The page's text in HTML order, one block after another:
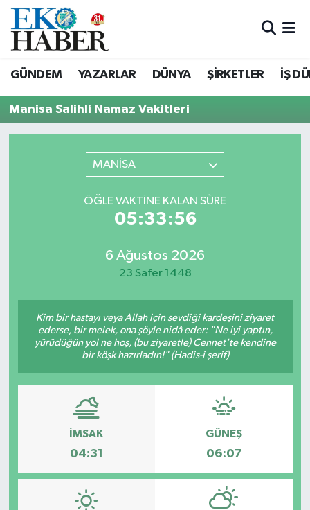
GÜNDEM YAZARLAR DÜNYA ŞİRKETLER İŞ
Manisa Salihli Namaz Vakitleri
MANİSA
ÖĞLE VAKTINE KALAN SÜRE
05:33:56
6 Ağustos 2026
23 Safer 1448
Kim bir hastayı veya Allah için sevdiği kardeşini ziyaret
ederse, bir melek, ona şöyle nidâ eder: "Ne iyi yaptın,
yürüdüğün yol ne hoş, (bu ziyaretle) Cennet'te kendine
bir köşk hazırladın!" (Hadis-i şerif)
İMSAK
04:31
GÜNEŞ
06:07
Hava Durumu
Süper Lig Puan Durumu ve Fikstür
Tüm Manşetler
Son Dakika Haberleri